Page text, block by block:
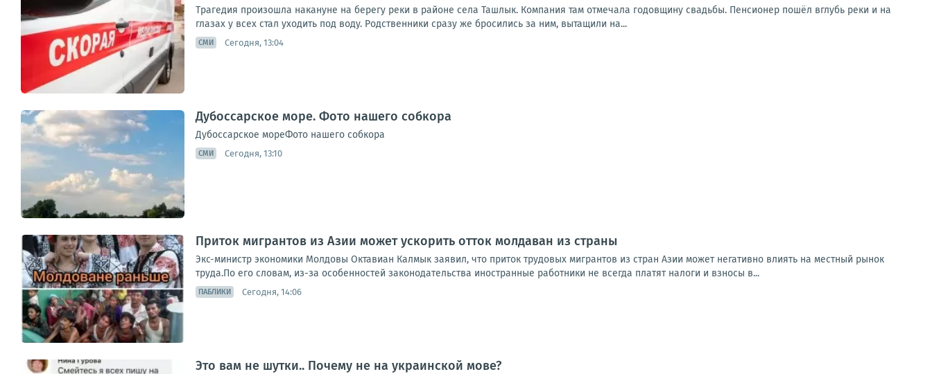
Трагедия произошла накануне на берегу реки в районе села Ташлык. Компания там отмечала годовщину свадьбы. Пенсионер пошёл вглубь реки и на
глазах у всех стал уходить под воду. Родственники сразу же бросились за ним, вытащили на...
СМИ Сегодня, 13:04
Дубоссарское море. Фото нашего собкора
Дубоссарское мореФото нашего собкора
СМИ Сегодня, 13:10
Приток мигрантов из Азии может ускорить отток молдаван из страны
Экс-министр экономики Молдовы Октавиан Калмык заявил, что приток трудовых мигрантов из стран Азии может негативно влиять на местный рынок
труда.По его словам, из-за особенностей законодательства иностранные работники не всегда платят налоги и взносы в...
ПАБЛИКИ Сегодня, 14:06
Это вам не шутки.. Почему не на украинской мове?